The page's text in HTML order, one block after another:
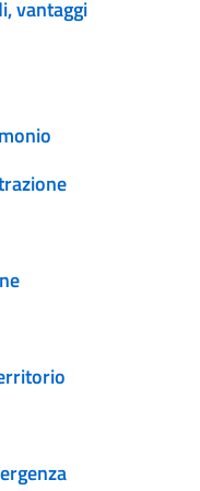
vantaggi